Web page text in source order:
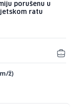
porušenu u
ratu
ž)